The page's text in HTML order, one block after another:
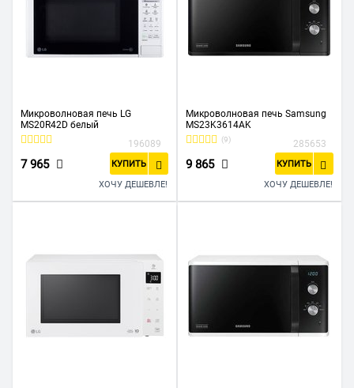
Микроволновая печь LG
MS20R42D белый
196089
7 965 КУПИТЬ
ХОЧУ ДЕШЕВЛЕ!
Микроволновая печь Samsung
MS23K3614AK
(9) 285653
9 865 КУПИТЬ
ХОЧУ ДЕШЕВЛЕ!